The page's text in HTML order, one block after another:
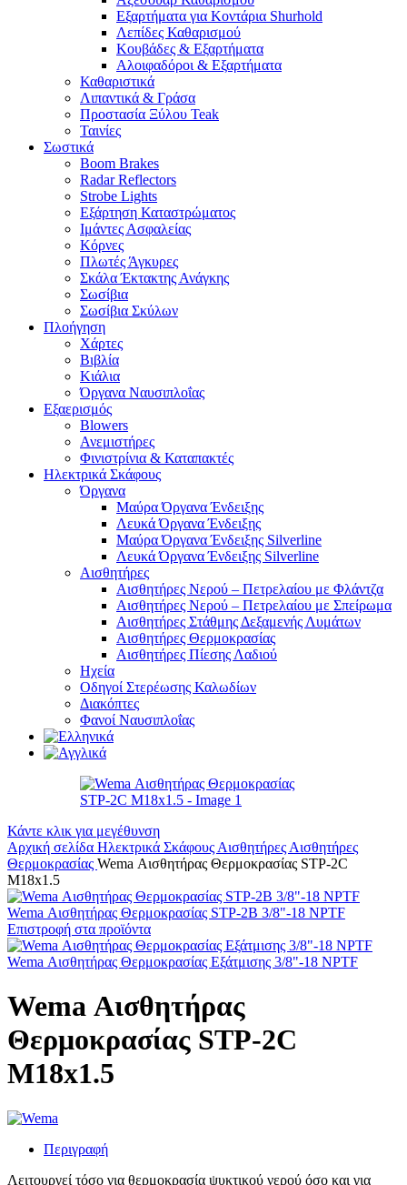
Εξαρτήματα για Κοντάρια Shurhold
Λεπίδες Καθαρισμού
Κουβάδες & Εξαρτήματα
Αλοιφαδόροι & Εξαρτήματα
Καθαριστικά
Λιπαντικά & Γράσα
Προστασία Ξύλου Teak
Ταινίες
Σωστικά
Boom Brakes
Radar Reflectors
Strobe Lights
Εξάρτηση Καταστρώματος
Ιμάντες Ασφαλείας
Κόρνες
Πλωτές Άγκυρες
Σκάλα Έκτακτης Ανάγκης
Σωσίβια
Σωσίβια Σκύλων
Πλοήγηση
Χάρτες
Βιβλία
Κιάλια
Όργανα Ναυσιπλοΐας
Εξαερισμός
Blowers
Ανεμιστήρες
Φινιστρίνια & Καταπακτές
Ηλεκτρικά Σκάφους
Όργανα
Μαύρα Όργανα Ένδειξης
Λευκά Όργανα Ένδειξης
Μαύρα Όργανα Ένδειξης Silverline
Λευκά Όργανα Ένδειξης Silverline
Αισθητήρες
Αισθητήρες Νερού – Πετρελαίου με Φλάντζα
Αισθητήρες Νερού – Πετρελαίου με Σπείρωμα
Αισθητήρες Στάθμης Δεξαμενής Λυμάτων
Αισθητήρες Θερμοκρασίας
Αισθητήρες Πίεσης Λαδιού
Ηχεία
Οδηγοί Στερέωσης Καλωδίων
Διακόπτες
Φανοί Ναυσιπλοΐας
Κάντε κλικ για μεγέθυνση
Αρχική σελίδα Ηλεκτρικά Σκάφους Αισθητήρες Αισθητήρες
Θερμοκρασίας Wema Αισθητήρας Θερμοκρασίας STP-2C
M18x1.5
Wema Αισθητήρας Θερμοκρασίας STP-2B 3/8"-18 NPTF
Επιστροφή στα προϊόντα
Wema Αισθητήρας Θερμοκρασίας Εξάτμισης 3/8"-18 NPTF
Wema Αισθητήρας
Θερμοκρασίας STP-2C
M18x1.5
Περιγραφή
Λειτουργεί τόσο για θερμοκρασία ψυκτικού νερού όσο και για